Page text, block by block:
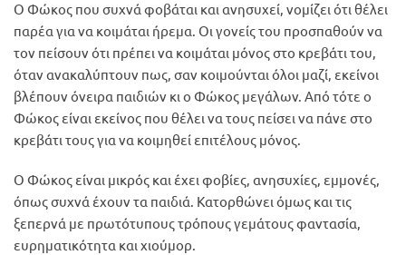
Ο Φώκος που συχνά φοβάται και ανησυχεί, νομίζει ότι θέλει
παρέα για να κοιμάται ήρεμα. Οι γονείς του προσπαθούν να
τον πείσουν ότι πρέπει να κοιμάται μόνος στο κρεβάτι του,
όταν ανακαλύπτουν πως, σαν κοιμούνται όλοι μαζί, εκείνοι
βλέπουν όνειρα παιδιών κι ο Φώκος μεγάλων. Από τότε ο
Φώκος είναι εκείνος που θέλει να τους πείσει να πάνε στο
κρεβάτι τους για να κοιμηθεί επιτέλους μόνος.
Ο Φώκος είναι μικρός και έχει φοβίες, ανησυχίες, εμμονές,
όπως συχνά έχουν τα παιδιά. Κατορθώνει όμως και τις
ξεπερνά με πρωτότυπους τρόπους γεμάτους φαντασία,
ευρηματικότητα και χιούμορ.